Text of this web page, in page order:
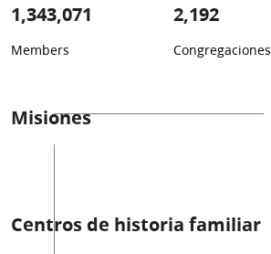
1,343,071
Members
2,192
Congregaciones
Misiones
Centros de historia familiar